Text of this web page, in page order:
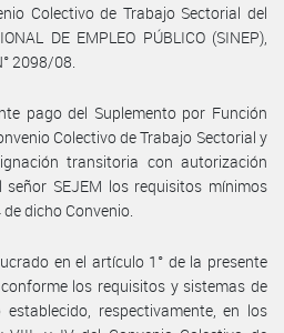
Colectivo de Trabajo Sectorial del
DE EMPLEO PÚBLICO (SINEP),
2098/08.
pago del Suplemento por Función
Colectivo de Trabajo Sectorial y
transitoria con autorización
SEJEM los requisitos mínimos
dicho Convenio.
en el artículo 1° de la presente
los requisitos y sistemas de
respectivamente, en los